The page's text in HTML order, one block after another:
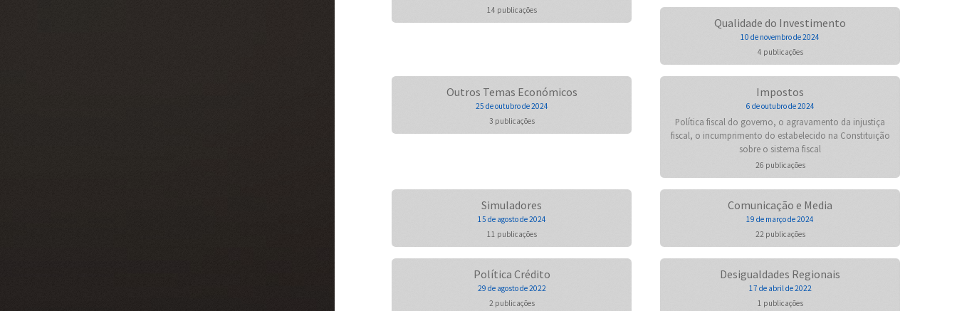
14 publicações
Qualidade do Investimento
10 de novembro de 2024
4 publicações
Outros Temas Económicos
25 de outubro de 2024
3 publicações
Impostos
6 de outubro de 2024
Política fiscal do governo, o agravamento da injustiça
fiscal, o incumprimento do estabelecido na Constituição
sobre o sistema fiscal
26 publicações
Simuladores
15 de agosto de 2024
11 publicações
Comunicação e Media
19 de março de 2024
22 publicações
Política Crédito
29 de agosto de 2022
2 publicações
Desigualdades Regionais
17 de abril de 2022
1 publicações